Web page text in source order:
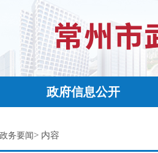
政府信息公开
政务要闻> 内容